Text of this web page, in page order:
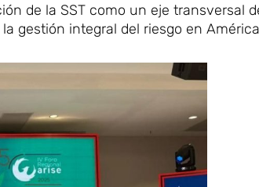
de la SST como un eje transversal
gestión integral del riesgo en